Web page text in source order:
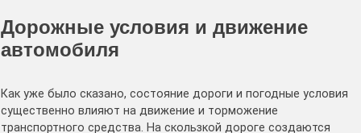
Дорожные условия и движение
автомобиля
Как уже было сказано, состояние дороги и погодные условия
существенно влияют на движение и торможение
транспортного средства. На скользкой дороге создаются